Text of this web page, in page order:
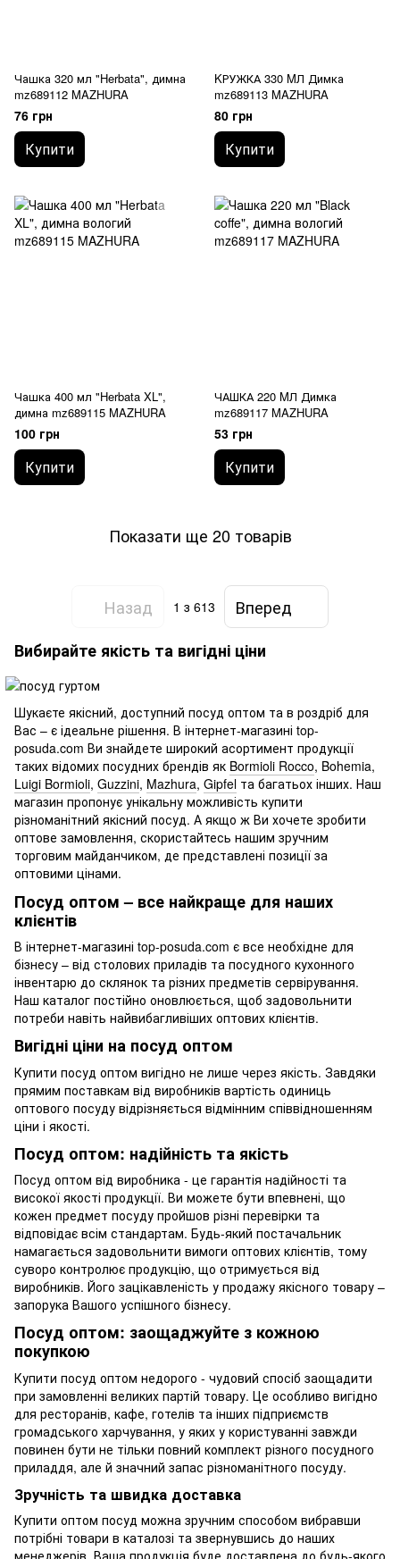
Чашка 320 мл "Herbata", димна
mz689112 MAZHURA
76 грн
Купити
KРУЖКА 330 MЛ Димка
mz689113 MAZHURA
80 грн
Купити
Чашка 400 мл "Herbata XL",
димна mz689115 MAZHURA
100 грн
Купити
ЧАШКА 220 MЛ Димка
mz689117 MAZHURA
53 грн
Купити
Показати ще 20 товарів
Назад 1 з 613
Вперед
Вибирайте якість та вигідні ціни
Шукаєте якісний, доступний посуд оптом та в роздріб для
Вас – є ідеальне рішення. В інтернет-магазині top-
posuda.com Ви знайдете широкий асортимент продукції
таких відомих посудних брендів як Bormioli Rocco, Bohemia,
Luigi Bormioli, Guzzini, Mazhura, Gipfel та багатьох інших. Наш
магазин пропонує унікальну можливість купити
різноманітний якісний посуд. А якщо ж Ви хочете зробити
оптове замовлення, скористайтесь нашим зручним
торговим майданчиком, де представлені позиції за
оптовими цінами.
Посуд оптом – все найкраще для наших
клієнтів
В інтернет-магазині top-posuda.com є все необхідне для
бізнесу – від столових приладів та посудного кухонного
інвентарю до склянок та різних предметів сервірування.
Наш каталог постійно оновлюється, щоб задовольнити
потреби навіть найвибагливіших оптових клієнтів.
Вигідні ціни на посуд оптом
Купити посуд оптом вигідно не лише через якість. Завдяки
прямим поставкам від виробників вартість одиниць
оптового посуду відрізняється відмінним співвідношенням
ціни і якості.
Посуд оптом: надійність та якість
Посуд оптом від виробника - це гарантія надійності та
високої якості продукції. Ви можете бути впевнені, що
кожен предмет посуду пройшов різні перевірки та
відповідає всім стандартам. Будь-який постачальник
намагається задовольнити вимоги оптових клієнтів, тому
суворо контролює продукцію, що отримується від
виробників. Його зацікавленість у продажу якісного товару –
запорука Вашого успішного бізнесу.
Посуд оптом: заощаджуйте з кожною
покупкою
Купити посуд оптом недорого - чудовий спосіб заощадити
при замовленні великих партій товару. Це особливо вигідно
для ресторанів, кафе, готелів та інших підприємств
громадського харчування, у яких у користуванні завжди
повинен бути не тільки повний комплект різного посудного
приладдя, але й значний запас різноманітного посуду.
Зручність та швидка доставка
Купити оптом посуд можна зручним способом вибравши
потрібні товари в каталозі та звернувшись до наших
менеджерів. Ваша продукція буде доставлена до будь-якого